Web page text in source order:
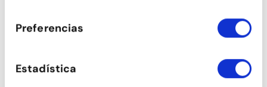
Preferencias
Estadística